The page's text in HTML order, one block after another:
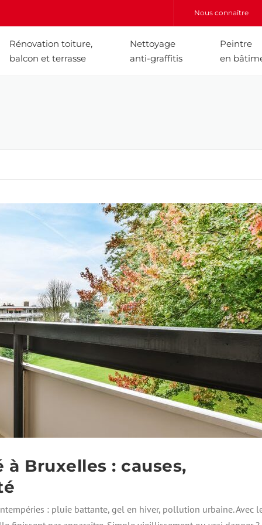
Nous connaître
Rénovation toiture,
balcon et terrasse
Nettoyage
anti-graffitis
Peintre
en
Bruxelles : causes,
: pluie battante, gel en hiver, pollution urbaine. Avec